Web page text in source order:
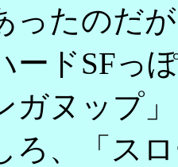
ったのだ
ードSFっ
ガヌップ
ろ、「ス